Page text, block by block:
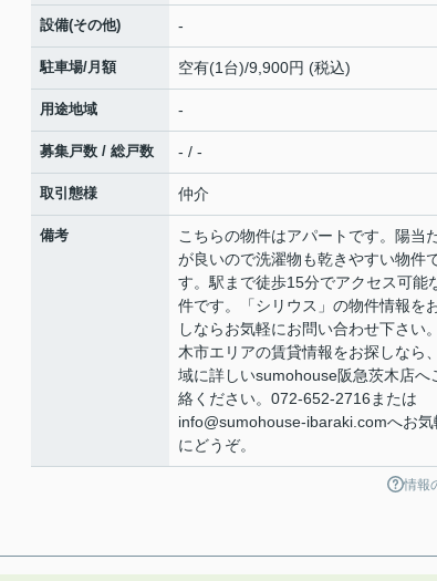
設備(その他) -
駐車場/月額 空有(1台)/9,900円 (税込)
用途地域 -
募集戸数 / 総戸数 - / -
取引態様 仲介
備考
こちらの物件はアパートです。陽当
が良いので洗濯物も乾きやすい物件
す。駅まで徒歩15分でアクセス可能
件です。「シリウス」の物件情報を
しならお気軽にお問い合わせ下さい
木市エリアの賃貸情報をお探しなら
域に詳しいsumohouse阪急茨木店へ
絡ください。072-652-2716または
info@sumohouse-ibaraki.comへお気
にどうぞ。
情報